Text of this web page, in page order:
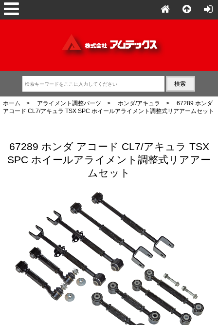
ホーム > アライメント調整パーツ > ホンダ/アキュラ
> 67289 ホンダ
アコード CL7/アキュラ TSX SPC ホイールアライメント調整式リアアームセット
67289 ホンダ アコード CL7/アキュラ TSX
SPC ホイールアライメント調整式リアアー
ムセット